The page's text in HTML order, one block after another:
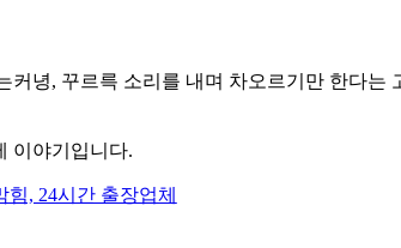
커녕, 꾸르륵 소리를 내며 차오르기만 한다는
이야기입니다.